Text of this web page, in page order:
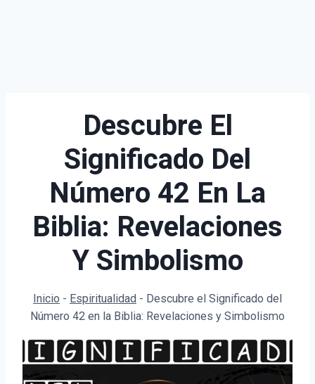
Descubre El
Significado Del
Número 42 En La
Biblia: Revelaciones
Y Simbolismo
Inicio - Espiritualidad - Descubre el Significado del
Número 42 en la Biblia: Revelaciones y Simbolismo